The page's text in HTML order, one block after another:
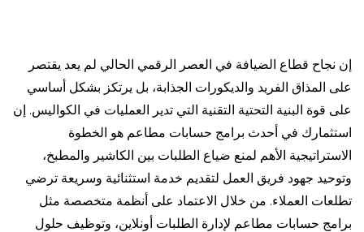
إن نجاح قطاع الضيافة في العصر الرقمي الحالي لم يعد يقتصر
على المذاق الفريد والديكورات الجذابة، بل يرتكز بشكل أساسي
على قوة البنية التحتية التقنية التي تدير العمليات في الكواليس. إن
استثمارك في أحدث برامج حسابات مطاعم هو الخطوة
الاستراتيجية الأهم لمنع ضياع الطلبات بين الكاشير والمطبخ،
وتوحيد جهود فريق العمل لتقديم خدمة استثنائية وسريعة ترضي
تطلعات العملاء. من خلال الاعتماد على أنظمة متخصصة مثل
برامج حسابات مطاعم لإدارة الطلبات أونلاين، وتوظيف حلول